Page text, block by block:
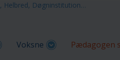
Helbred, Døgninstitution…
Voksne Pædagogen